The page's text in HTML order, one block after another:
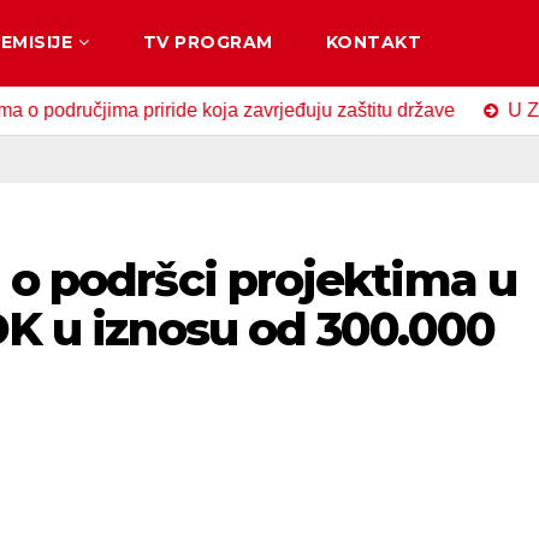
EMISIJE TV PROGRAM KONTAKT
priride koja zavrjeđuju zaštitu države U
podršci projektima u
u iznosu od 300.000